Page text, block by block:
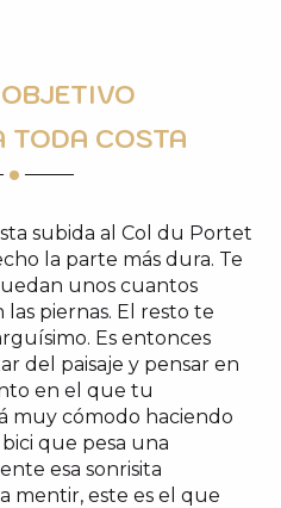
TODA COSTA
subida al Col du Portet
la parte más dura. Te
unos cuantos
piernas. El resto te
Es entonces
del paisaje y pensar en
en el que tu
muy cómodo haciendo
que pesa una
esa sonrisita
mentir, este es el que